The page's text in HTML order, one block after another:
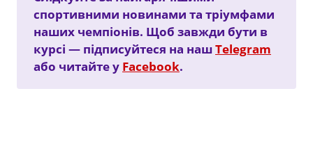
спортивними новинами та тріумфами
наших чемпіонів. Щоб завжди бути в
курсі — підписуйтеся на нашTelegram
або читайте у Facebook.